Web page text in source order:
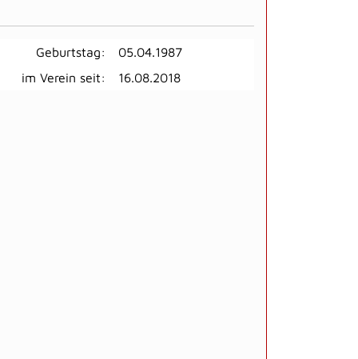
Geburtstag:
05.04.1987
im Verein seit:
16.08.2018